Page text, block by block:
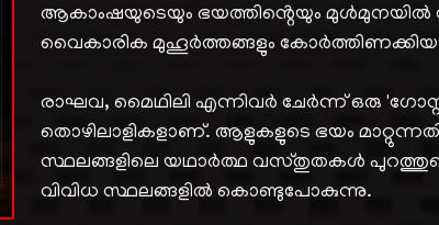
ആകാംഷയുടെയും ഭയത്തിൻ്റെയും മുൾമുനയിൽ
വൈകാരിക മുഹൂർത്തങ്ങളും
രാഘവ, മൈഥിലി എന്നിവർ ചേർന്ന് ഒരു
തൊഴിലാളികളാണ്. ആളുകളുടെ ഭയം
സ്ഥലങ്ങളിലെ യഥാർത്ഥ വസ്തുതകൾ
വിവിധ സ്ഥലങ്ങളിൽ കൊണ്ടുപോകുന്നു.